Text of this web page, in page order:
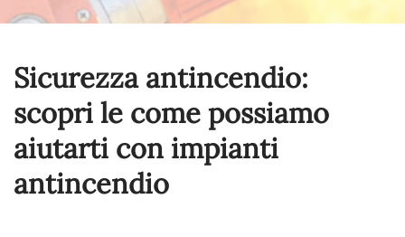
Sicurezza antincendio:
scopri le come possiamo
aiutarti con impianti
antincendio